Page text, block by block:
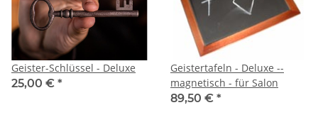
Geister-Schlüssel - Deluxe
25,00 € *
Geistertafeln - Deluxe --
magnetisch - für Salon
89,50 € *